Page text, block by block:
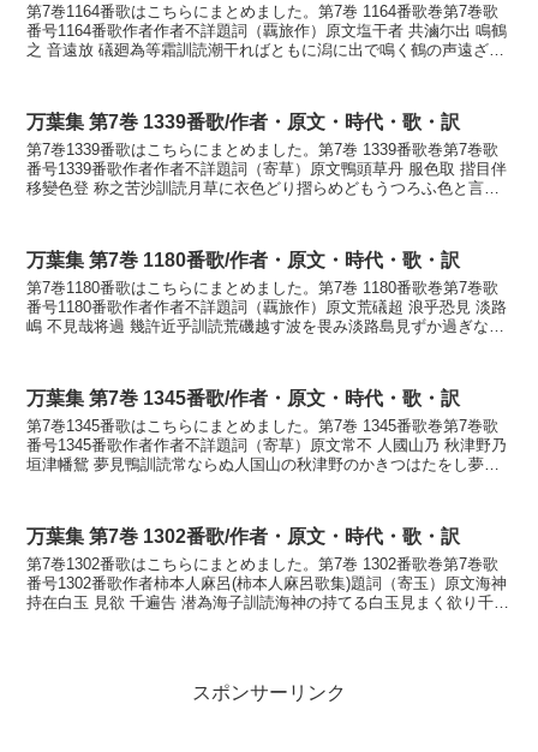
第7巻1164番歌はこちらにまとめました。第7巻 1164番歌巻第7巻歌
番号1164番歌作者作者不詳題詞（覊旅作）原文塩干者 共滷尓出 鳴鶴
之 音遠放 礒廻為等霜訓読潮干ればともに潟に出で鳴く鶴の声遠ざか
万葉集 第7巻 1339番歌/作者・原文・時代・歌・訳
第7巻1339番歌はこちらにまとめました。第7巻 1339番歌巻第7巻歌
番号1339番歌作者作者不詳題詞（寄草）原文鴨頭草丹 服色取 揩目伴
移變色登 称之苦沙訓読月草に衣色どり摺らめどもうつろふ色と言ふ
万葉集 第7巻 1180番歌/作者・原文・時代・歌・訳
第7巻1180番歌はこちらにまとめました。第7巻 1180番歌巻第7巻歌
番号1180番歌作者作者不詳題詞（覊旅作）原文荒礒超 浪乎恐見 淡路
嶋 不見哉将過 幾許近乎訓読荒磯越す波を畏み淡路島見ずか過ぎなむ
万葉集 第7巻 1345番歌/作者・原文・時代・歌・訳
第7巻1345番歌はこちらにまとめました。第7巻 1345番歌巻第7巻歌
番号1345番歌作者作者不詳題詞（寄草）原文常不 人國山乃 秋津野乃
垣津幡鴛 夢見鴨訓読常ならぬ人国山の秋津野のかきつはたをし夢に
万葉集 第7巻 1302番歌/作者・原文・時代・歌・訳
第7巻1302番歌はこちらにまとめました。第7巻 1302番歌巻第7巻歌
番号1302番歌作者柿本人麻呂(柿本人麻呂歌集)題詞（寄玉）原文海神
持在白玉 見欲 千遍告 潜為海子訓読海神の持てる白玉見まく欲り千た
スポンサーリンク